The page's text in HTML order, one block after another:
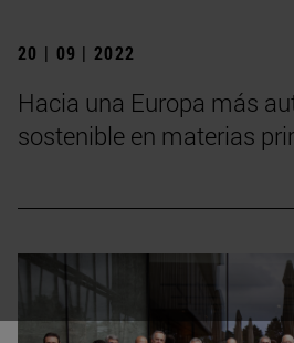
20 | 09 | 2022
Hacia una Europa más
sostenible en materias